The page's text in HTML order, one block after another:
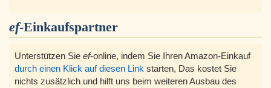
ef-Einkaufspartner
Unterstützen Sie ef-online, indem Sie Ihren Amazon-Einkauf
durch einen Klick auf diesen Link starten, Das kostet Sie
nichts zusätzlich und hilft uns beim weiteren Ausbau des